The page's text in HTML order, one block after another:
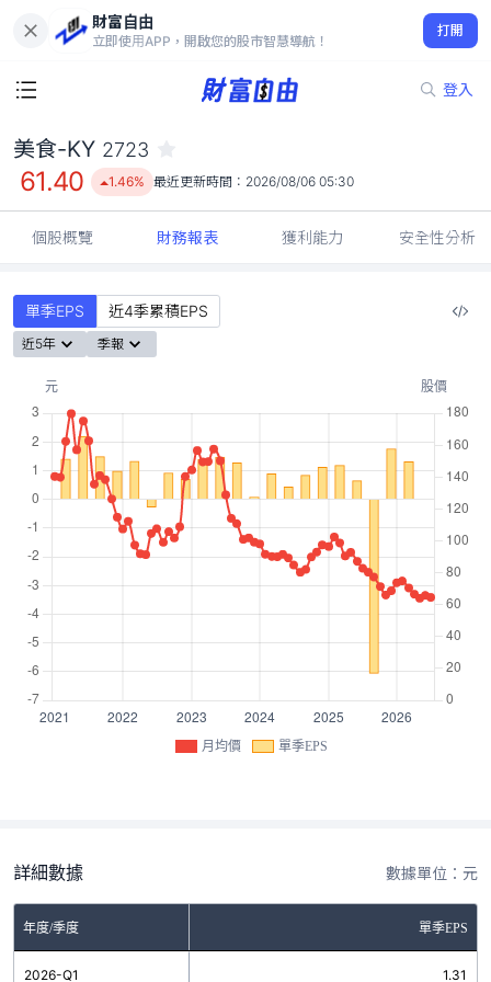
財富自由
立即使用APP，開啟您的股市智慧導航！
打開
登入
61.40
1.46%
美食-KY 2723
61.40 1.46% 最近更新時間： 2026/08/06 05:30
個股概覽 財務報表 獲利能力 安全性分析
單季EPS 近4季累積EPS
近5年 季報
月均價 單季EPS
詳細數據 數據單位：元
年度/季度 單季EPS
2026-Q1 1.31